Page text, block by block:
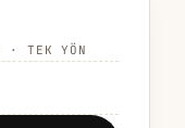
TEK YÖN